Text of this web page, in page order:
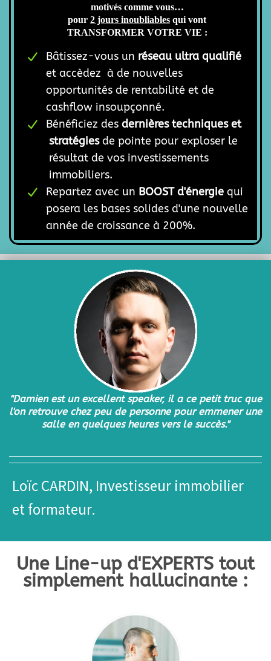
motivés comme vous…
pour 2 jours inoubliables qui vont
TRANSFORMER VOTRE VIE :
Bâtissez-vous un réseau ultra qualifié
et accèdez à de nouvelles
opportunités de rentabilité et de
cashflow insoupçonné.
Bénéficiez des dernières techniques et
stratégiesde pointe pour exploser le
résultat de vos investissements
immobiliers.
Repartez avec un BOOST d'énergiequi
posera les bases solides d'une nouvelle
année de croissance à 200%.
"Damien est un excellent speaker, il a ce petit truc que
l'on retrouve chez peu de personne pour emmener une
salle en quelques heures vers le succès."
Loïc CARDIN, Investisseur immobilier
et formateur.
Une Line-up d'EXPERTS tout
simplement hallucinante :